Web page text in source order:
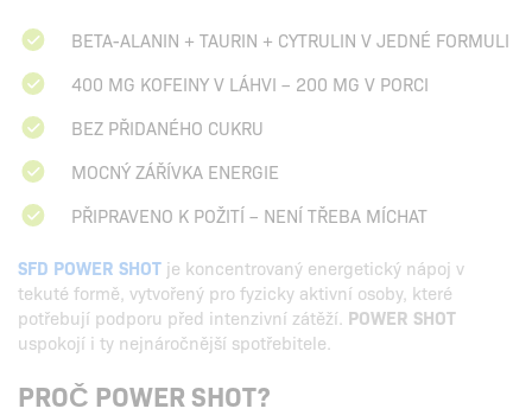
BETA-ALANIN + TAURIN + CYTRULIN V JEDNÉ FORMULI
400 MG KOFEINY V LÁHVI – 200 MG V PORCI
BEZ PŘIDANÉHO CUKRU
MOCNÝ ZÁŘÍVKA ENERGIE
PŘIPRAVENO K POŽITÍ – NENÍ TŘEBA MÍCHAT
SFD POWER SHOT je koncentrovaný energetický nápoj v
tekuté formě, vytvořený pro fyzicky aktivní osoby, které
potřebují podporu před intenzivní zátěží. POWER SHOT
uspokojí i ty nejnáročnější spotřebitele.
PROČ POWER SHOT?